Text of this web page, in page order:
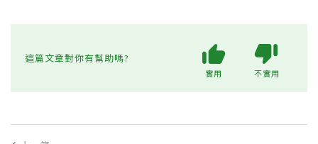
這篇文章對你有幫助嗎?
實用 不實用